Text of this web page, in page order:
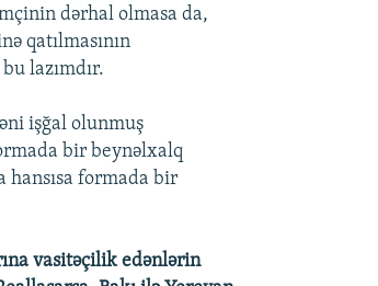
dərhal olmasa da,
qatılmasının
lazımdır.
işğal olunmuş
bir beynəlxalq
hansısa formada bir
vasitəçilik edənlərin